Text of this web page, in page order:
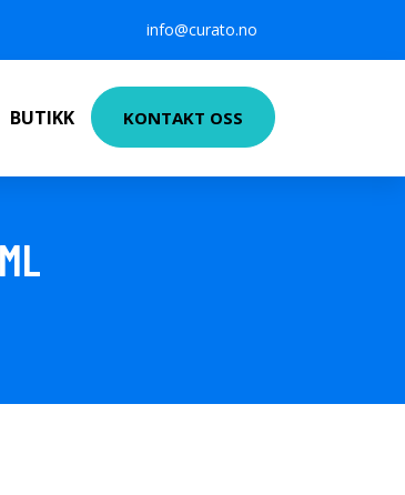
info@curato.no
BUTIKK KONTAKT OSS